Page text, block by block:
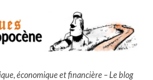
économique et financière – Le blog